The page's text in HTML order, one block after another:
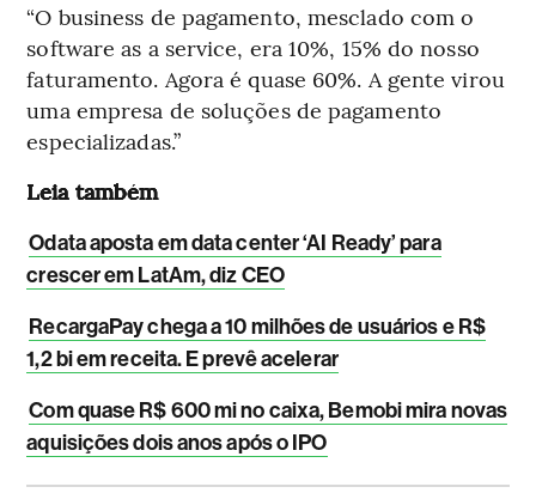
“O business de pagamento, mesclado com o
software as a service, era 10%, 15% do nosso
faturamento. Agora é quase 60%. A gente virou
uma empresa de soluções de pagamento
especializadas.”
Leia também
Odata aposta em data center ‘AI Ready’ para
crescer em LatAm, diz CEO
RecargaPay chega a 10 milhões de usuários e R$
1,2 bi em receita. E prevê acelerar
Com quase R$ 600 mi no caixa, Bemobi mira novas
aquisições dois anos após o IPO